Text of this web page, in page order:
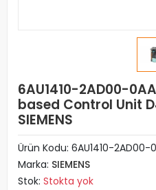
6AU1410-2AD00-
based Control Unit
SIEMENS
Ürün Kodu: 6AU1410-2AD00-
Marka: SIEMENS
Stok: Stokta yok